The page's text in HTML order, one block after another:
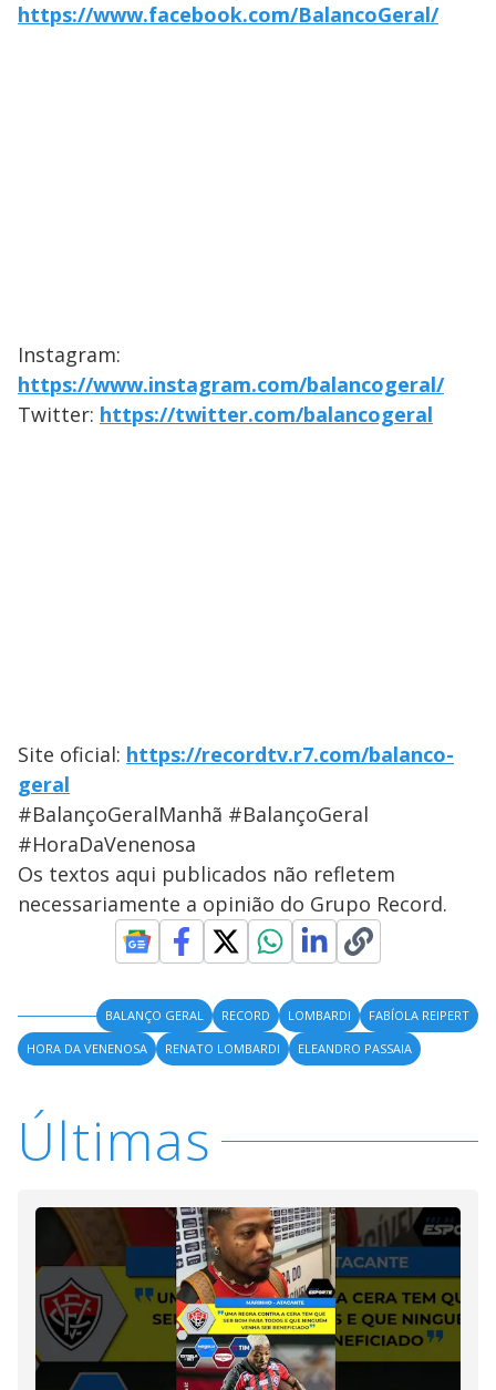
https://www.facebook.com/BalancoGeral/
Instagram:
https://www.instagram.com/balancogeral/
Twitter: https://twitter.com/balancogeral
Site oficial: https://recordtv.r7.com/balanco-
geral
#BalançoGeralManhã #BalançoGeral
#HoraDaVenenosa
Os textos aqui publicados não refletem
necessariamente a opinião do Grupo Record.
BALANÇO GERAL RECORD LOMBARDI
FABÍOLA REIPERT
HORA DA VENENOSA
RENATO LOMBARDI ELEANDRO PASSAIA
Últimas